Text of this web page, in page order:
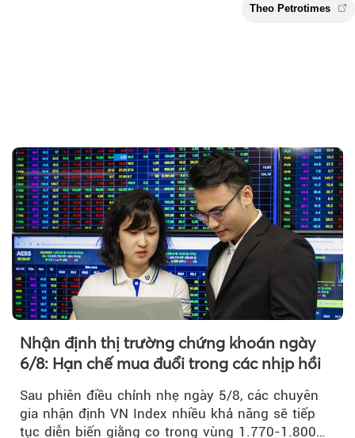
Theo
Nhận định thị trường chứng khoán ngày
6/8: Hạn chế mua đuổi trong các nhịp hồi
Sau phiên điều chỉnh nhẹ ngày 5/8, các chuyên
gia nhận định VN Index nhiều khả năng sẽ tiếp
tục diễn biến giằng co trong vùng 1.770-1.800